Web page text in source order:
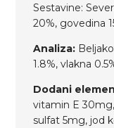
Sestavine:
20%, govedina
Analiza:
1.8%, vlakna
Dodani
vitamin E
sulfat 5mg, jod